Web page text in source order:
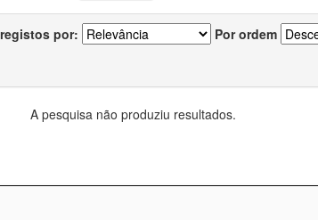
por: Por ordem
A pesquisa não produziu resultados.